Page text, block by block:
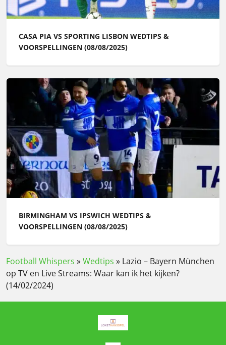
CASA PIA VS SPORTING LISBON WEDTIPS &
VOORSPELLINGEN (08/08/2025)
BIRMINGHAM VS IPSWICH WEDTIPS &
VOORSPELLINGEN (08/08/2025)
Football Whispers »Wedtips » Lazio – Bayern München
op TV en Live Streams: Waar kan ik het kijken?
(14/02/2024)